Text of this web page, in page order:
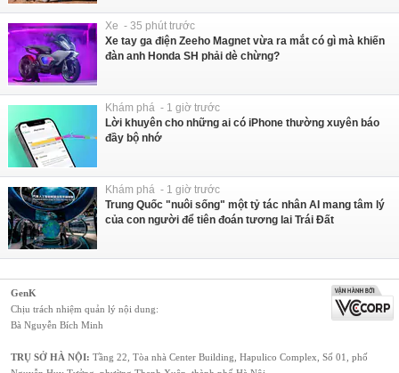
Xe - 35 phút trước
Xe tay ga điện Zeeho Magnet vừa ra mắt có gì mà khiến
đàn anh Honda SH phải dè chừng?
Khám phá - 1 giờ trước
Lời khuyên cho những ai có iPhone thường xuyên báo
đầy bộ nhớ
Khám phá - 1 giờ trước
Trung Quốc "nuôi sống" một tỷ tác nhân AI mang tâm lý
của con người để tiên đoán tương lai Trái Đất
GenK
Chịu trách nhiệm quản lý nội dung:
Bà Nguyễn Bích Minh
TRỤ SỞ HÀ NỘI: Tầng 22, Tòa nhà Center Building, Hapulico Complex, Số 01, phố